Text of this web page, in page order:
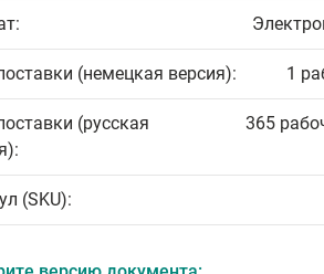
(немецкая версия): 1
(русская
365
(SKU):